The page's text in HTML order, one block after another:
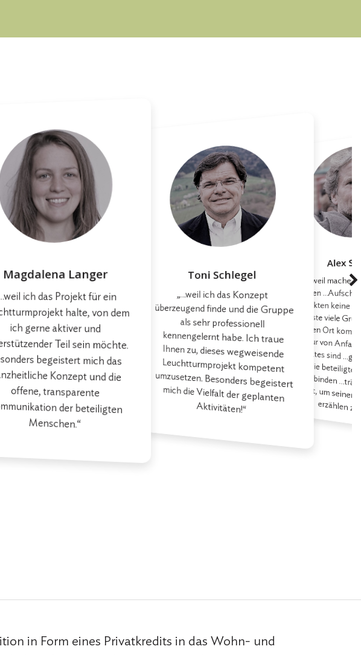
Magdalena Langer
ich das Projekt für ein
halte, von dem
ich gerne aktiver und
Teil sein möchte.
begeistert mich das
Konzept und die
transparente
der beteiligten
Menschen.“
Toni Schlegel
„…weil ich das Konzept
überzeugend finde und die Gruppe
als sehr professionell
kennengelernt habe. Ich traue
Ihnen zu, dieses wegweisende
Leuchtturmprojekt kompetent
umzusetzen. Besonders begeistert
mich die Vielfalt der geplanten
Aktivitäten!“
Alex
„…weil
wollen
Projekten keine
Gäste viele
diesen Ort
Kultur von
Projektes sind
die
verbinden …träumen oft nicht reicht, um
in Form eines Privatkredits in das Wohn- und